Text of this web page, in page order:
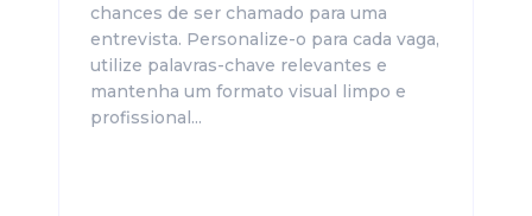
chances de ser chamado para uma
entrevista. Personalize-o para cada vaga,
utilize palavras-chave relevantes e
mantenha um formato visual limpo e
profissional...